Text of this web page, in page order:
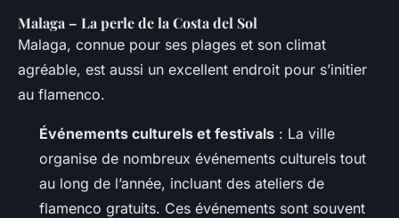
Malaga – La perle de la Costa del Sol
Malaga, connue pour ses plages et son climat
agréable, est aussi un excellent endroit pour s’initier
au flamenco.
Événements culturels et festivals : La ville
organise de nombreux événements culturels tout
au long de l’année, incluant des ateliers de
flamenco gratuits. Ces événements sont souvent